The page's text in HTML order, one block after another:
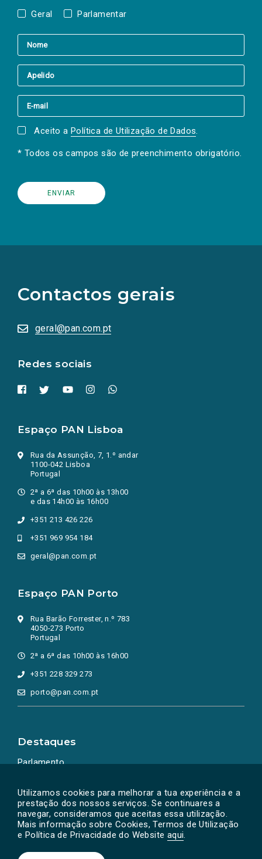
Utilizamos cookies para melhorar a tua experiência e a
prestação dos nossos serviços. Se continuares a
navegar, consideramos que aceitas essa utilização.
Mais informação sobre Cookies, Termos de Utilização
e Política de Privacidade do Website aqui.
Geral Parlamentar
Aceito a Política de Utilização de Dados.
* Todos os campos são de preenchimento obrigatório.
Contactos gerais
geral@pan.com.pt
Redes sociais
redes
sociais
numa
nova
Espaço PAN Lisboa
Rua da Assunção, 7, 1.º andar
1100-042 Lisboa
Portugal
2ª a 6ª das 10h00 às 13h00
e das 14h00 às 16h00
+351 213 426 226
+351 969 954 184
geral@pan.com.pt
Espaço PAN Porto
Rua Barão Forrester, n.º 783
4050-273 Porto
Portugal
2ª a 6ª das 10h00 às 16h00
+351 228 329 273
porto@pan.com.pt
Destaques
Parlamento